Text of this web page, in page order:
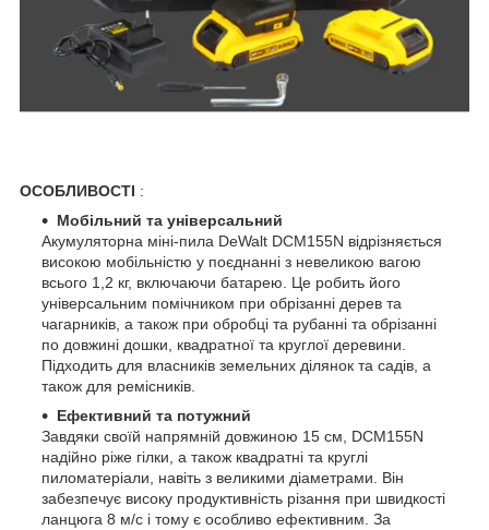
ОСОБЛИВОСТІ :
Мобільний та універсальний
Акумуляторна міні-пила DeWalt DCM155N відрізняється
високою мобільністю у поєднанні з невеликою вагою
всього 1,2 кг, включаючи батарею. Це робить його
універсальним помічником при обрізанні дерев та
чагарників, а також при обробці та рубанні та обрізанні
по довжині дошки, квадратної та круглої деревини.
Підходить для власників земельних ділянок та садів, а
також для ремісників.
Ефективний та потужний
Завдяки своїй напрямній довжиною 15 см, DCM155N
надійно ріже гілки, а також квадратні та круглі
пиломатеріали, навіть з великими діаметрами. Він
забезпечує високу продуктивність різання при швидкості
ланцюга 8 м/с і тому є особливо ефективним. За